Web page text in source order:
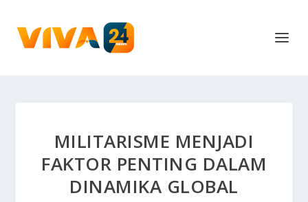
MILITARISME MENJADI
FAKTOR PENTING DALAM
DINAMIKA GLOBAL